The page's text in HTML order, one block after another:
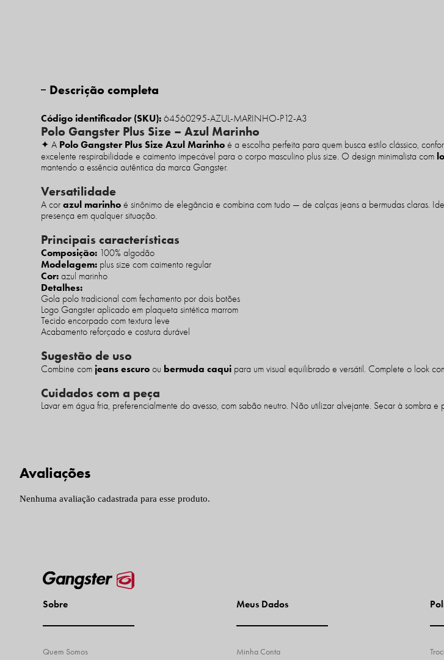
Descrição completa
Código identificador (SKU): 64560295-AZUL-MARINHO-P12-A3
Polo Gangster Plus Size – Azul Marinho
✦ A Polo Gangster Plus Size Azul Marinho é a escolha perfeita para quem busca estilo clássico,
excelente respirabilidade e caimento impecável para o corpo masculino plus size. O design minimalista com
mantendo a essência autêntica da marca Gangster.
Versatilidade
A corazul marinho é sinônimo de elegância e combina com tudo — de calças jeans a bermudas claras.
presença em qualquer situação.
Principais características
Composição: 100% algodão
Modelagem: plus size com caimento regular
Cor: azul marinho
Detalhes:
Gola polo tradicional com fechamento por dois botões
Logo Gangster aplicado em plaqueta sintética marrom
Tecido encorpado com textura leve
Acabamento reforçado e costura durável
Sugestão de uso
Combine com jeans escuro ou bermuda caqui para um visual equilibrado e versátil. Complete o look
Cuidados com a peça
Lavar em água fria, preferencialmente do avesso, com sabão neutro. Não utilizar alvejante. Secar à sombra e
Nenhuma avaliação cadastrada para esse produto.
Sobre
Quem Somos
Meus Dados
Minha Conta